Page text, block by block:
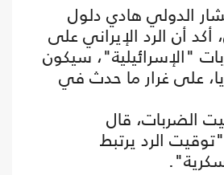
الدولي هادي دلول
أن الرد الإيراني على
"الإسرائيلية"، سيكون
على غرار ما حدث في
الضربات، قال
إن "توقيت الرد يرتبط